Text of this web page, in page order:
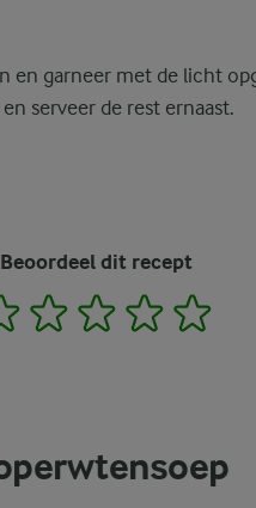
en garneer met de licht
serveer de rest ernaast.
Beoordeel dit recept
1 2 3 4